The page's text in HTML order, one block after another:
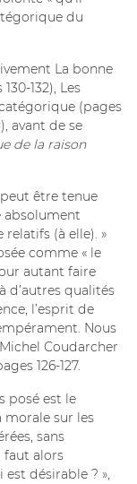
du
La bonne
132), Les
(pages
avant de se
de la raison
être tenue
absolument
relatifs (à elle). »
comme « le
autant faire
d’autres qualités
l’esprit de
Nous
Coudarcher
126-127.
posé est le
morale sur les
sans
faut alors
désirable ? »,